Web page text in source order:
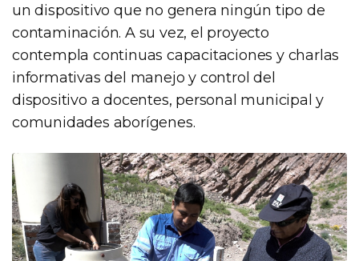
un dispositivo que no genera ningún tipo de
contaminación. A su vez, el proyecto
contempla continuas capacitaciones y charlas
informativas del manejo y control del
dispositivo a docentes, personal municipal y
comunidades aborígenes.